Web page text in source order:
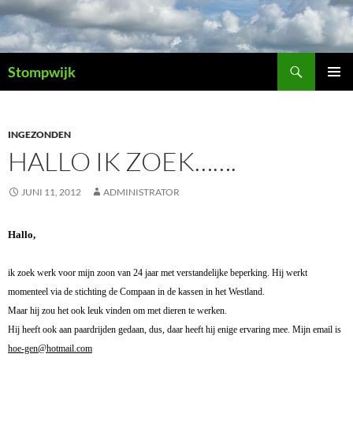
Ga
naar
de
inhoud
Stompwijk
INGEZONDEN
HALLO IK ZOEK…….
JUNI 11, 2012 ADMINISTRATOR
Hallo,
ik zoek werk voor mijn zoon van 24 jaar met verstandelijke beperking. Hij werkt
momenteel via de stichting de Compaan in de kassen in het Westland.
Maar hij zou het ook leuk vinden om met dieren te werken.
Hij heeft ook aan paardrijden gedaan, dus, daar heeft hij enige ervaring mee. Mijn email is
hoe-gen@hotmail.com